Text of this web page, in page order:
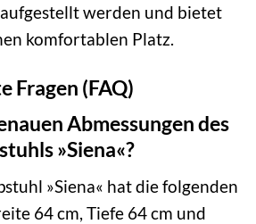
werden und bietet
komfortablen Platz.
Fragen (FAQ)
Abmessungen des
»Siena«?
»Siena« hat die folgenden
64 cm, Tiefe 64 cm und